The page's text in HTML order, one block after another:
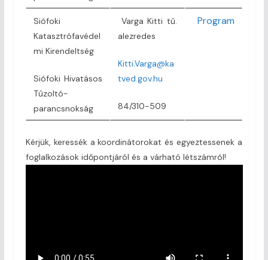
Siófoki
Katasztrófavédel
mi Kirendeltség
Siófoki Hivatásos
Tűzoltó-
parancsnokság
Varga Kitti tű.
alezredes
Kitti.Varga@ka
tved.gov.hu
84/310-509
Program
Kérjük, keressék a koordinátorokat és egyeztessenek a
foglalkozások időpontjáról és a várható létszámról!